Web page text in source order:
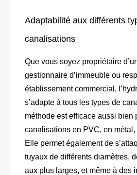
Adaptabilité aux différents
canalisations
Que vous soyez propriétaire
gestionnaire d’immeuble ou
établissement commercial,
s’adapte à tous les types de
méthode est efficace aussi bien
canalisations en PVC, en métal,
Elle permet également de
tuyaux de différents diamètres,
aux plus larges, et même à des